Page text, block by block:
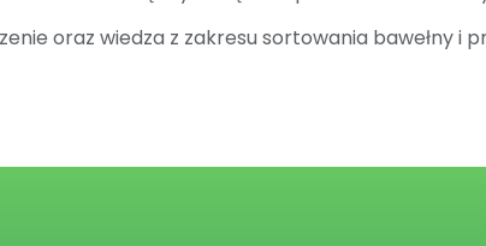
oraz wiedza z zakresu sortowania bawełny i